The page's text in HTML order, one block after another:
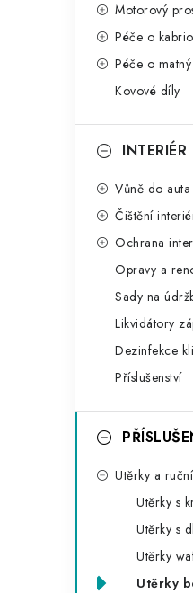
Motorový
Péče o
Péče o
Kovové díly
INTERIÉR
Vůně do auta
Čištění
Ochrana
Opravy a
Sady na
Likvidátory
Dezinfekce
Příslušenství
Utěrky a
Utěrky s
Utěrky s
Utěrky
Utěrky